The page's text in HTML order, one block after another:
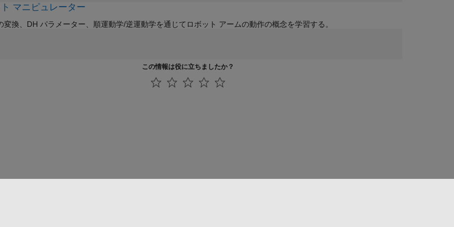
マニピュレーター
変換、DH パラメーター、順運動学/逆運動学を通じてロボット アームの動作の概念を学習する。
この情報は役に立ちましたか？